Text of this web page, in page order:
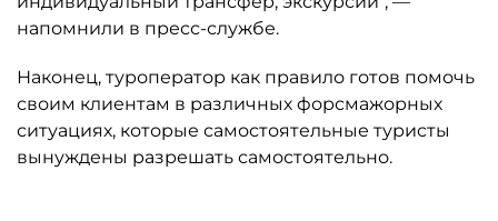
напомнили в пресс-службе.
Наконец, туроператор как правило готов помочь
своим клиентам в различных форсмажорных
ситуациях, которые самостоятельные туристы
вынуждены разрешать самостоятельно.